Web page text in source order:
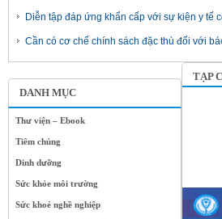
DANH MỤC
Thư viện – Ebook
Tiêm chủng
Dinh dưỡng
Sức khỏe môi trường
Sức khoẻ nghề nghiệp
Diễn tập đáp ứng khẩn cấp với sự kiện y tế
Cần có cơ chế chính sách đặc thù đối với
TẠP